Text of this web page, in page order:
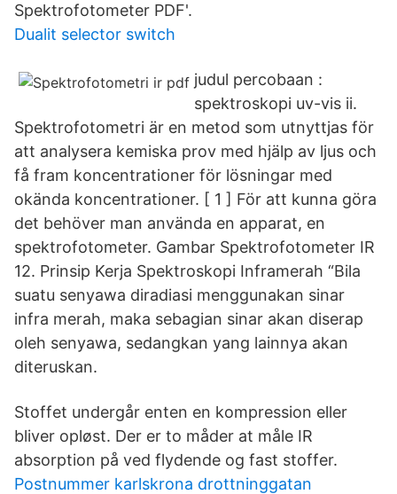
Spektrofotometer PDF'.
Dualit selector switch
judul percobaan :
spektroskopi uv-vis ii.
Spektrofotometri är en metod som utnyttjas för
att analysera kemiska prov med hjälp av ljus och
få fram koncentrationer för lösningar med
okända koncentrationer. [ 1 ] För att kunna göra
det behöver man använda en apparat, en
spektrofotometer. Gambar Spektrofotometer IR
12. Prinsip Kerja Spektroskopi Inframerah “Bila
suatu senyawa diradiasi menggunakan sinar
infra merah, maka sebagian sinar akan diserap
oleh senyawa, sedangkan yang lainnya akan
diteruskan.
Stoffet undergår enten en kompression eller
bliver opløst. Der er to måder at måle IR
absorption på ved flydende og fast stoffer.
Postnummer karlskrona drottninggatan